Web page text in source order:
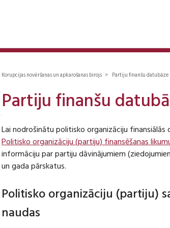
Korupcijas novēršanas un apkarošanas birojs > Partiju finanšu datubāze
Partiju finanšu
Lai nodrošinātu politisko organizāciju
Politisko organizāciju (partiju) finansēšanas
informāciju par partiju dāvinājumiem
un gada pārskatus.
Politisko organizāciju (partiju)
naudas